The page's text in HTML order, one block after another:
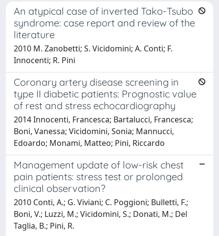
An atypical case of inverted Tako-Tsubo
syndrome: case report and review of the
literature
2010 M. Zanobetti; S. Vicidomini; A. Conti; F.
Innocenti; R. Pini
Coronary artery disease screening in
type II diabetic patients: Prognostic value
of rest and stress echocardiography
2014 Innocenti, Francesca; Bartalucci, Francesca;
Boni, Vanessa; Vicidomini, Sonia; Mannucci,
Edoardo; Monami, Matteo; Pini, Riccardo
Management update of low-risk chest
pain patients: stress test or prolonged
clinical observation?
2010 Conti, A.; G. Viviani; C. Poggioni; Bulletti, F.;
Boni, V.; Luzzi, M.; Vicidomini, S.; Donati, M.; Del
Taglia, B.; Pini, R.